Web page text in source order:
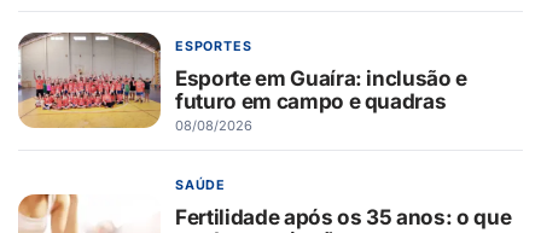
ESPORTES
Esporte em Guaíra: inclusão e
futuro em campo e quadras
08/08/2026
SAÚDE
Fertilidade após os 35 anos: o que